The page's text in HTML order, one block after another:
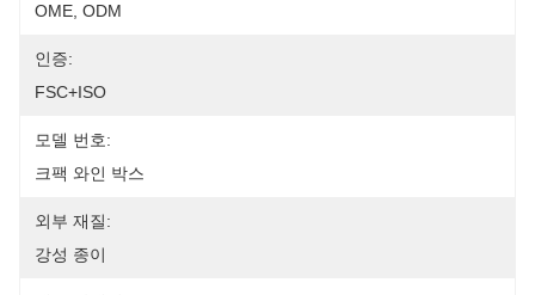
OME, ODM
인증:
FSC+ISO
모델 번호:
크팩 와인 박스
외부 재질:
강성 종이